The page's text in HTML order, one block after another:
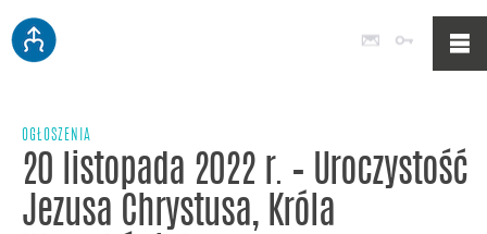
Poczta
OGŁOSZENIA
20 listopada 2022 r. – Uroczystość
Jezusa Chrystusa, Króla